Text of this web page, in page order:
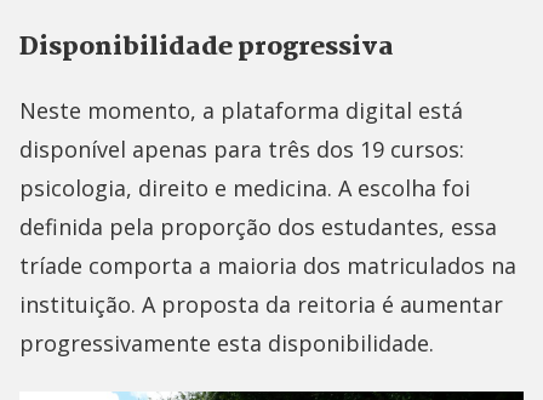
Disponibilidade progressiva
Neste momento, a plataforma digital está
disponível apenas para três dos 19 cursos:
psicologia, direito e medicina. A escolha foi
definida pela proporção dos estudantes, essa
tríade comporta a maioria dos matriculados na
instituição. A proposta da reitoria é aumentar
progressivamente esta disponibilidade.